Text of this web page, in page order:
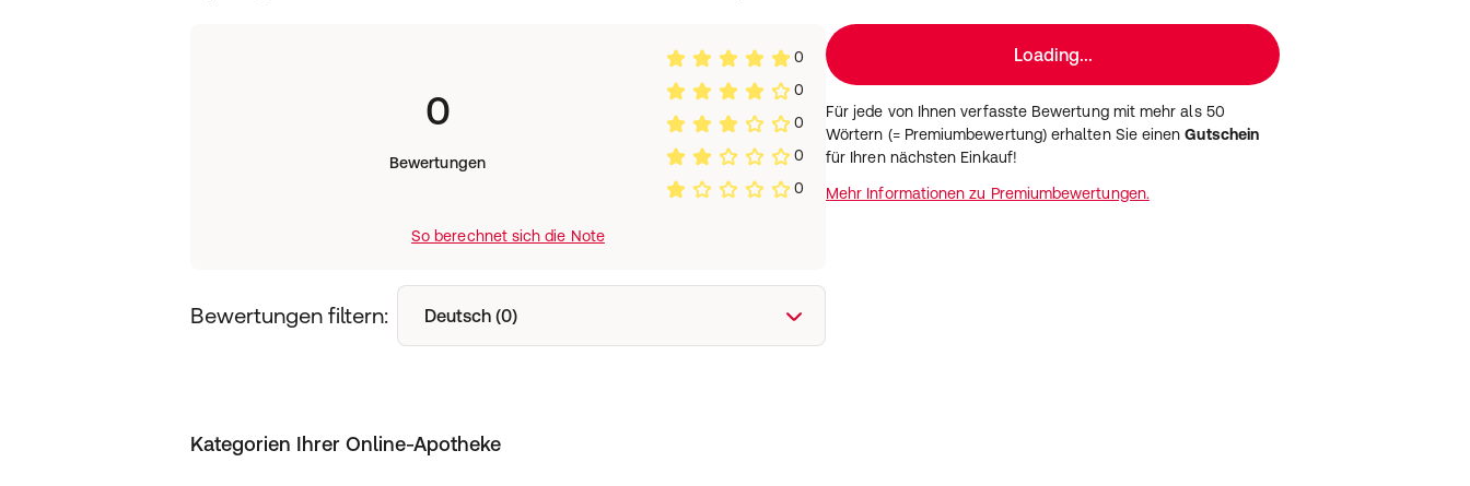
0
Bewertungen
0
0
0
0
0
So berechnet sich die Note
Bewertungen filtern: Deutsch (0)
Loading...
Für jede von Ihnen verfasste Bewertung mit mehr als 50
Wörtern (= Premiumbewertung) erhalten Sie einenGutschein
für Ihren nächsten Einkauf!
Mehr Informationen zu Premiumbewertungen.
Kategorien Ihrer Online-Apotheke